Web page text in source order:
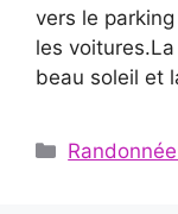
vers le
les
beau soleil et
Catégories